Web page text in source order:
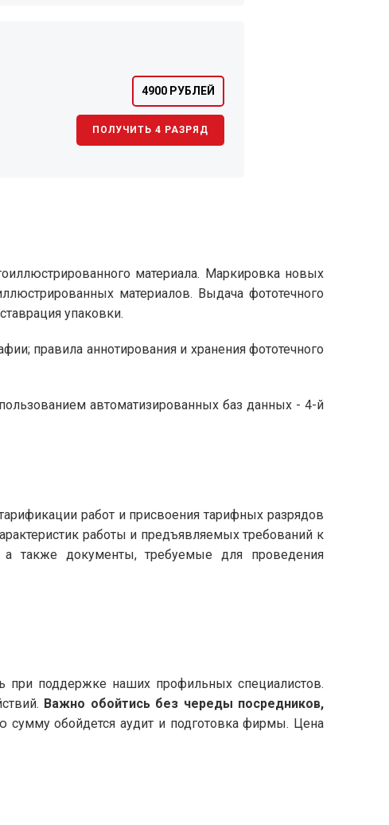
4900 РУБЛЕЙ
ПОЛУЧИТЬ 4 РАЗРЯД
материала. Маркировка новых
материалов. Выдача фототечного
упаковки.
правила аннотирования и хранения фототечного
автоматизированных баз данных - 4-й
работ и присвоения тарифных разрядов
работы и предъявляемых требований к
а также документы, требуемые для проведения
поддержке наших профильных специалистов.
Важно обойтись без череды посредников,
сумму обойдется аудит и подготовка фирмы. Цена